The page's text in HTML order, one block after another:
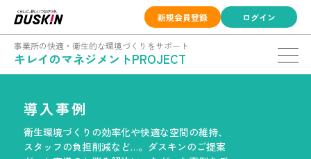
新規会員登録 ログイン
事業所の快適・衛生的な環境づくりをサポート
キレイのマネジメントPROJECT
導入事例
衛生環境づくりの効率化や快適な空間の維持、
スタッフの負担削減など…。 ダスキンのご提案